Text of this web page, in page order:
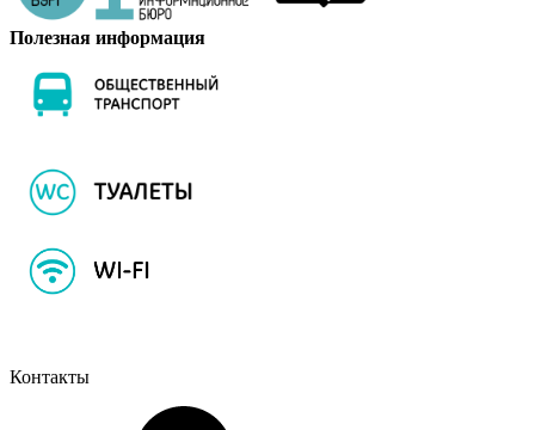
Полезная информация
Контакты